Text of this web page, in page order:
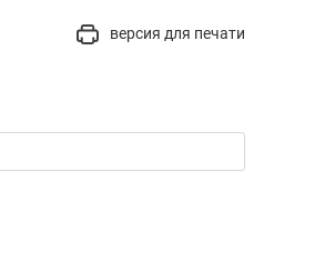
версия для печати